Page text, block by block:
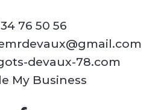
76 50 56
devaux-78.com
My Business